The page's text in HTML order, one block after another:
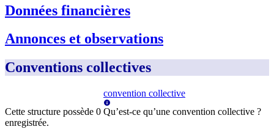
Données financières
Annonces et observations
Conventions collectives
Cette structure possède 0
convention collective
Qu’est-ce qu’une convention collective ?
enregistrée.